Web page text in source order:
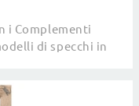
i Complementi
di specchi in